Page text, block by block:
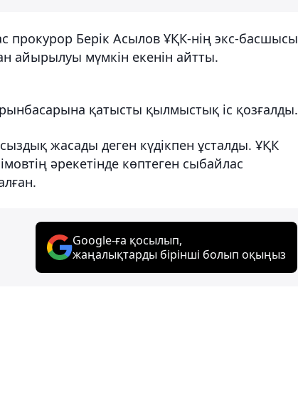
прокурор Берік Асылов ҰҚК-нің экс-басшысы
айырылуы мүмкін екенін айтты.
қатысты қылмыстық іс қозғалды.
жасады деген күдікпен ұсталды. ҰҚК
әрекетінде көптеген сыбайлас
Google-ға қосылып,
жаңалықтарды бірінші болып оқыңыз